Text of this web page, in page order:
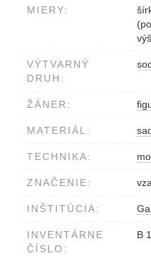
MIERY:
VÝTVARNÝ
DRUH:
ŽÁNER:
MATERIÁL:
TECHNIKA:
ZNAČENIE:
INŠTITÚCIA:
INVENTÁRNE
ČÍSLO:
B